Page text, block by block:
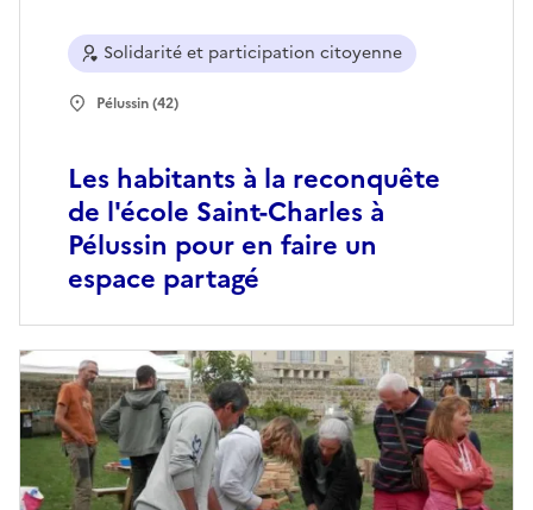
Les habitants à la reconquête
de l'école Saint-Charles à
Pélussin pour en faire un
espace partagé
Solidarité et participation citoyenne
Pélussin (42)